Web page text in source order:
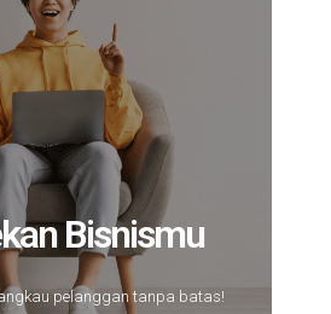
Bisnismu
pelanggan tanpa batas!